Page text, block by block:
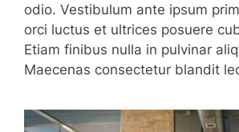
odio. Vestibulum ante ipsum
orci luctus et ultrices posuere
Etiam finibus nulla in pulvinar
Maecenas consectetur blandit